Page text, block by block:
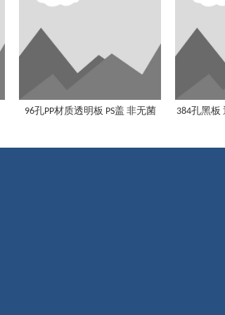
96孔PP材质透明板 PS盖 非无菌 384孔黑板